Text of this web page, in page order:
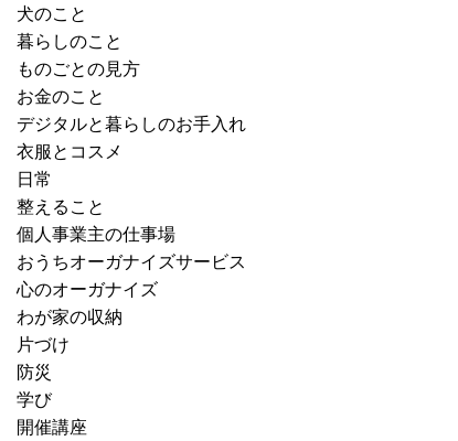
犬のこと
暮らしのこと
ものごとの見方
お金のこと
デジタルと暮らしのお手入れ
衣服とコスメ
日常
整えること
個人事業主の仕事場
おうちオーガナイズサービス
心のオーガナイズ
わが家の収納
片づけ
防災
学び
開催講座